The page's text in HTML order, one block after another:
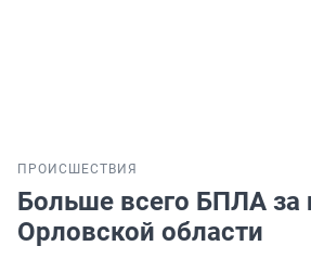
ПРОИСШЕСТВИЯ
Больше всего БПЛА за
Орловской области